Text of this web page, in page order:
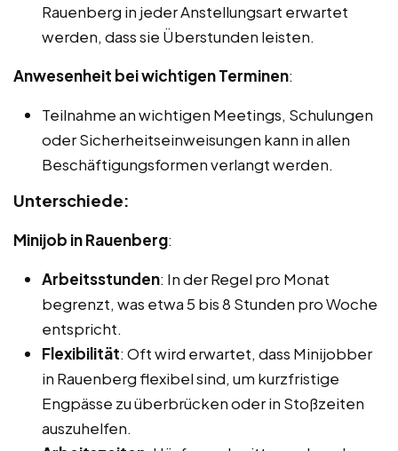
Rauenberg in jeder Anstellungsart erwartet
werden, dass sie Überstunden leisten.
Anwesenheit bei wichtigen Terminen:
Teilnahme an wichtigen Meetings, Schulungen
oder Sicherheitseinweisungen kann in allen
Beschäftigungsformen verlangt werden.
Unterschiede:
Minijob in Rauenberg:
Arbeitsstunden: In der Regel pro Monat
begrenzt, was etwa 5 bis 8 Stunden pro Woche
entspricht.
Flexibilität: Oft wird erwartet, dass Minijobber
in Rauenberg flexibel sind, um kurzfristige
Engpässe zu überbrücken oder in Stoßzeiten
auszuhelfen.